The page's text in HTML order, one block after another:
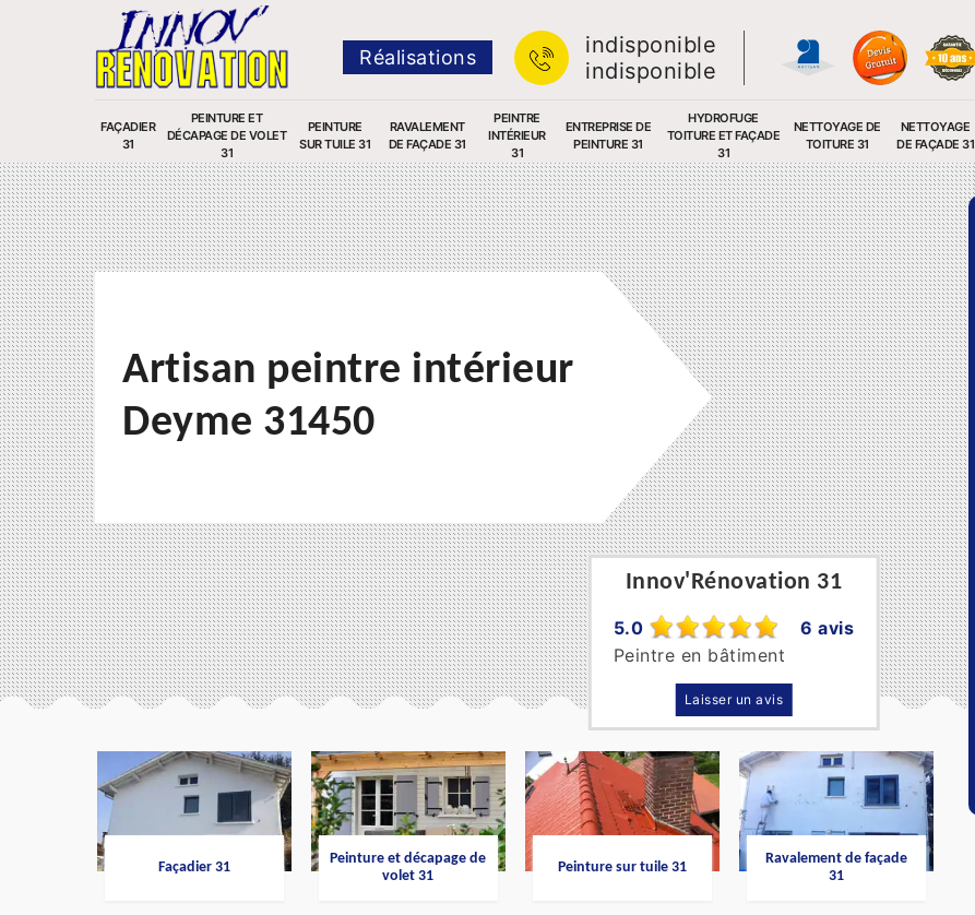
Réalisations
indisponible
indisponible
FAÇADIER
31
PEINTURE ET
DÉCAPAGE DE VOLET
31
PEINTURE
SUR TUILE 31
RAVALEMENT
DE FAÇADE 31
PEINTRE
INTÉRIEUR
31
ENTREPRISE DE
PEINTURE 31
HYDROFUGE
TOITURE ET FAÇADE
31
NETTOYAGE DE
TOITURE 31
NETTOYAGE
DE FAÇADE 31
Innov'Rénovation 31
5.0
6 avis
Peintre en bâtiment
Laisser un avis
Artisan peintre intérieur
Deyme 31450
Façadier 31
Peinture et décapage de
volet 31
Peinture sur tuile 31
Ravalement de façade
31